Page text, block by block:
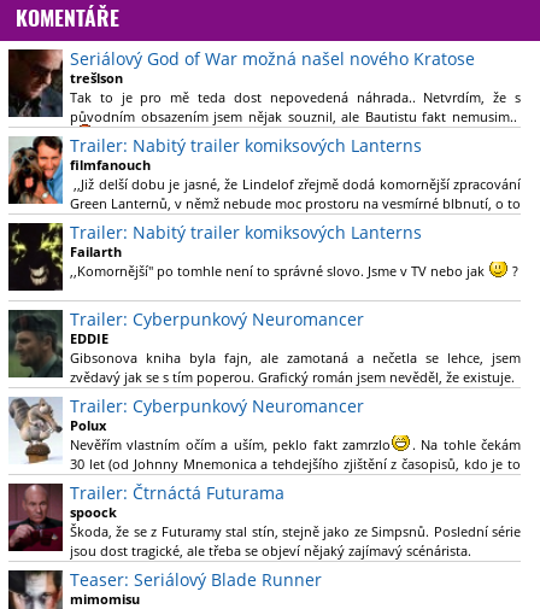
KOMENTÁŘE
Seriálový God of War možná našel nového Kratose
trešlson
Tak to je pro mě teda dost nepovedená náhrada.. Netvrdím, že s
původním obsazením jsem nějak souznil, ale Bautistu fakt nemusim..
Trailer: Nabitý trailer komiksových Lanterns
filmfanouch
,,Již delší dobu je jasné, že Lindelof zřejmě dodá komornější zpracování
Green Lanternů, v němž nebude moc prostoru na vesmírné blbnutí, o to
více se ovšem bude moci nová adaptace odprostit třeba od filmového
Green Lanterna s Ryanem Reynoldsem.´´ Co je na tom
nesrozumitelného?
Trailer: Nabitý trailer komiksových Lanterns
Failarth
,,Komornější" po tomhle není to správné slovo. Jsme v TV nebo jak
?
Nebál bych se říct, že to vypadá skvěle jak po stránce kvantity materiálu,
tak i formou.
Výběr Ulricha Tomsena pro mě velké překvapení a velmi zajímavá volba
bravo.
Chandler je lepší a lepší s každou novou scénou.
Komiksy to mají ted´těžké, paradoxně tomu škodí to všechno kolem
(DC nebo MCU to je buřt) , ale nezasloužilo by si to zářez jen kvůli tomu.
Držím tomu palce.
Trailer: Cyberpunkový Neuromancer
EDDIE
Gibsonova kniha byla fajn, ale zamotaná a nečetla se lehce, jsem
zvědavý jak se s tím poperou. Grafický román jsem nevěděl, že existuje.
Trailer: Cyberpunkový Neuromancer
Polux
Nevěřím vlastním očím a uším, peklo fakt zamrzlo
. Na tohle čekám
30 let (od Johnny Mnemonica a tehdejšího zjištění z časopisů, kdo je to
Gibson a co je jeho debutová kniha zač), přičemž 25 let (od Matrixu,
který pojem cyberpunk dostal do povědomí i obyčejného diváka a
nikoliv fanouška žánru) marně doufám, že si po řadě "duchovních
nástupců", kteří přišli poté (Ghost In The Shell, Alita: Battle Angel,
Altered Carbon, Blade Runner 2049, Cyberpunk 2077, atd.), někdo
konečně vzpomene i na bibli cyberpunku, se kterou to všechno začalo.
Teď už nezbývá nic jiného než se tiše modlit a doufat, že to bude stát za
Trailer: Čtrnáctá Futurama
spoock
Škoda, že se z Futuramy stal stín, stejně jako ze Simpsnů. Poslední série
jsou dost tragické, ale třeba se objeví nějaký zajímavý scénárista.
Nedávno začala vycházet nová řada Ricka a Mortyho a já z úžasem zjistil,
že se na to dá opět koukat.
Teaser: Seriálový Blade Runner
mimomisu